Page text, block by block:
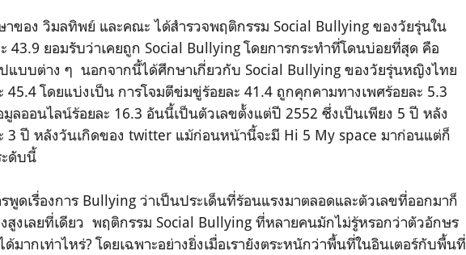
าของ วิมลทิพย์ และคณะ ได้สำรวจพฤติกรรม Social Bullying ของวัยรุ่นใน
43.9 ยอมรับว่าเคยถูก Social Bullying โดยการกระทำที่โดนบ่อยที่สุด คือ
แบบต่าง ๆ นอกจากนี้ได้ศึกษาเกี่ยวกับ Social Bullying ของวัยรุ่นหญิงไทย
45.4 โดยแบ่งเป็น การโจมตีข่มขู่ร้อยละ 41.4 ถูกคุกคามทางเพศร้อยละ 5.3
ลออนไลน์ร้อยละ 16.3 อันนี้เป็นตัวเลขตั้งแต่ปี 2552 ซึ่งเป็นเพียง 5 ปี หลัง
3 ปี หลังวันเกิดของ twitter แม้ก่อนหน้านี้จะมี Hi 5 My space มาก่อนแต่ก็
ดับนี้
พูดเรื่องการ Bullying ว่าเป็นประเด็นที่ร้อนแรงมาตลอดและตัวเลขที่ออกมาก็
สูงเลยที่เดียว พฤติกรรม Social Bullying ที่หลายคนมักไม่รู้หรอกว่าตัวอักษร
ากเท่าไหร่? โดยเฉพาะอย่างยิ่งเมื่อเรายังตระหนักว่าพื้นที่ในอินเตอร์กับพื้นที่